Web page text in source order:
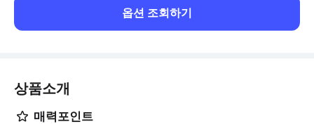
옵션 조회하기
상품소개
매력포인트